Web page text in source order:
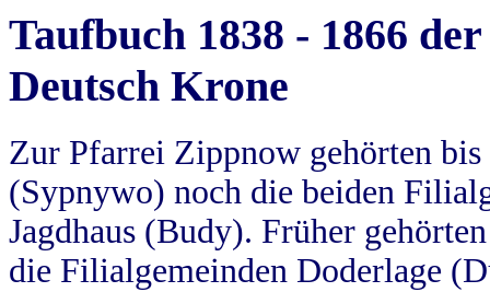
Taufbuch 1838 - 1866
Deutsch Krone
Zur Pfarrei Zippnow gehörten
(Sypnywo) noch die beiden
Jagdhaus (Budy). Früher
die Filialgemeinden Doderlage